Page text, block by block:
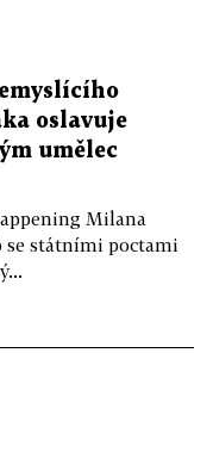
oslavuje
umělec
Milana
se státními poctami